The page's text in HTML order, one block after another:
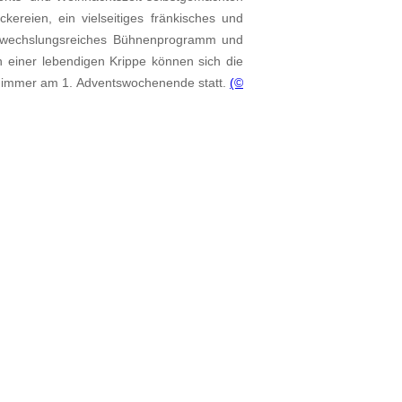
ein vielseitiges fränkisches und
Bühnenprogramm und
lebendigen Krippe können sich die
am 1. Adventswochenende statt. (©